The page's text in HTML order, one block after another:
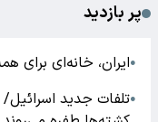
پر بازدید
●ایران، خانه‌ای برای
●تلفات جدید